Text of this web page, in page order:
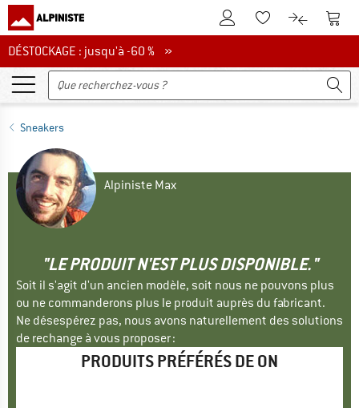
Vers le compte client
Vers la liste
Vers le
DÉSTOCKAGE : jusqu'à -60 %
DÉSTOCKAGE : jusqu'à -60 % »
Sneakers
Alpiniste Max
"LE PRODUIT N'EST PLUS DISPONIBLE."
Soit il s'agit d'un ancien modèle, soit nous ne pouvons plus
ou ne commanderons plus le produit auprès du fabricant.
Ne désespérez pas, nous avons naturellement des solutions
de rechange à vous proposer :
PRODUITS PRÉFÉRÉS DE ON